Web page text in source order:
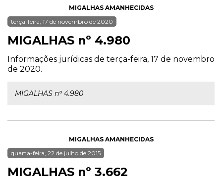
MIGALHAS AMANHECIDAS
terça-feira, 17 de novembro de 2020
MIGALHAS nº 4.980
Informações jurídicas de terça-feira, 17 de novembro
de 2020.
MIGALHAS nº 4.980
MIGALHAS AMANHECIDAS
quarta-feira, 22 de julho de 2015
MIGALHAS nº 3.662